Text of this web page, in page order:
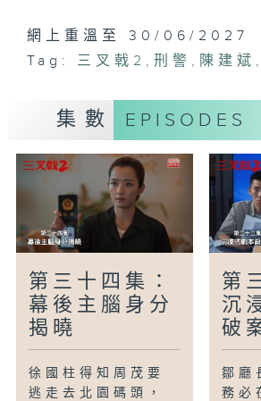
網上重溫至 30/06/2027
Tag:
三叉戟2 ,刑警 , 陳建斌 ,
集數 EPISODES
第三十四集：
幕後主腦身分
揭曉
徐國柱得知周茂要
逃走去北園碼頭，
第
沉
破
鄒廳
務必